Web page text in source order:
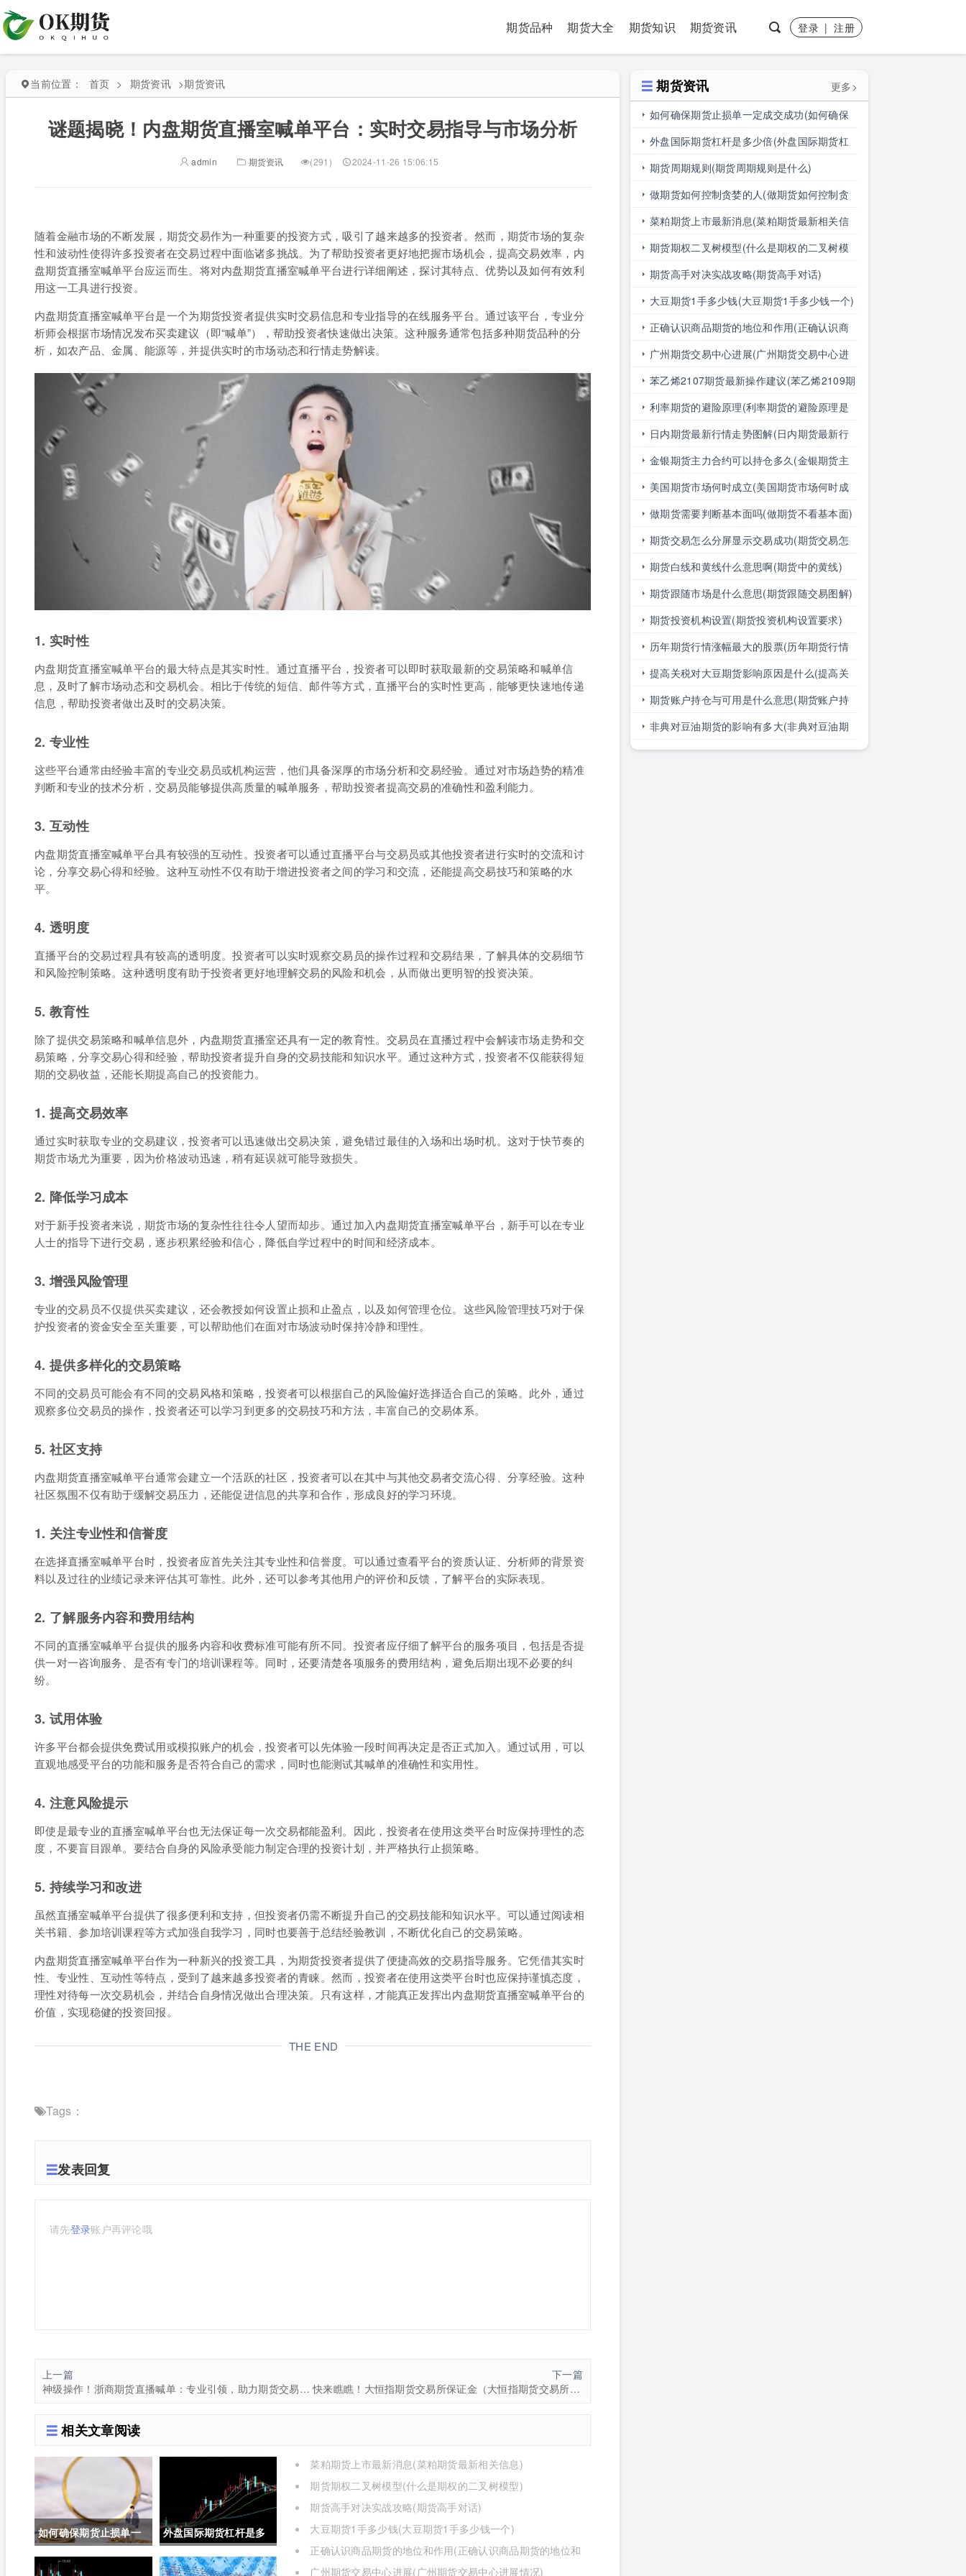
期货品种 期货大全 期货知识 期货资讯 登录|注册
当前位置： 首页 > 期货资讯 >期货资讯
谜题揭晓！内盘期货直播室喊单平台：实时交易指导与市场分析
admin 期货资讯 (291) 2024-11-26 15:06:15
随着金融市场的不断发展，期货交易作为一种重要的投资方式，吸引了越来越多的投资者。然而，期货市场的复杂
性和波动性使得许多投资者在交易过程中面临诸多挑战。为了帮助投资者更好地把握市场机会，提高交易效率，内
盘期货直播室喊单平台应运而生。将对内盘期货直播室喊单平台进行详细阐述，探讨其特点、优势以及如何有效利
用这一工具进行投资。
内盘期货直播室喊单平台是一个为期货投资者提供实时交易信息和专业指导的在线服务平台。通过该平台，专业分
析师会根据市场情况发布买卖建议（即“喊单”），帮助投资者快速做出决策。这种服务通常包括多种期货品种的分
析，如农产品、金属、能源等，并提供实时的市场动态和行情走势解读。
1. 实时性
内盘期货直播室喊单平台的最大特点是其实时性。通过直播平台，投资者可以即时获取最新的交易策略和喊单信
息，及时了解市场动态和交易机会。相比于传统的短信、邮件等方式，直播平台的实时性更高，能够更快速地传递
信息，帮助投资者做出及时的交易决策。
2. 专业性
这些平台通常由经验丰富的专业交易员或机构运营，他们具备深厚的市场分析和交易经验。通过对市场趋势的精准
判断和专业的技术分析，交易员能够提供高质量的喊单服务，帮助投资者提高交易的准确性和盈利能力。
3. 互动性
内盘期货直播室喊单平台具有较强的互动性。投资者可以通过直播平台与交易员或其他投资者进行实时的交流和讨
论，分享交易心得和经验。这种互动性不仅有助于增进投资者之间的学习和交流，还能提高交易技巧和策略的水
平。
4. 透明度
直播平台的交易过程具有较高的透明度。投资者可以实时观察交易员的操作过程和交易结果，了解具体的交易细节
和风险控制策略。这种透明度有助于投资者更好地理解交易的风险和机会，从而做出更明智的投资决策。
5. 教育性
除了提供交易策略和喊单信息外，内盘期货直播室还具有一定的教育性。交易员在直播过程中会解读市场走势和交
易策略，分享交易心得和经验，帮助投资者提升自身的交易技能和知识水平。通过这种方式，投资者不仅能获得短
期的交易收益，还能长期提高自己的投资能力。
1. 提高交易效率
通过实时获取专业的交易建议，投资者可以迅速做出交易决策，避免错过最佳的入场和出场时机。这对于快节奏的
期货市场尤为重要，因为价格波动迅速，稍有延误就可能导致损失。
2. 降低学习成本
对于新手投资者来说，期货市场的复杂性往往令人望而却步。通过加入内盘期货直播室喊单平台，新手可以在专业
人士的指导下进行交易，逐步积累经验和信心，降低自学过程中的时间和经济成本。
3. 增强风险管理
专业的交易员不仅提供买卖建议，还会教授如何设置止损和止盈点，以及如何管理仓位。这些风险管理技巧对于保
护投资者的资金安全至关重要，可以帮助他们在面对市场波动时保持冷静和理性。
4. 提供多样化的交易策略
不同的交易员可能会有不同的交易风格和策略，投资者可以根据自己的风险偏好选择适合自己的策略。此外，通过
观察多位交易员的操作，投资者还可以学习到更多的交易技巧和方法，丰富自己的交易体系。
5. 社区支持
内盘期货直播室喊单平台通常会建立一个活跃的社区，投资者可以在其中与其他交易者交流心得、分享经验。这种
社区氛围不仅有助于缓解交易压力，还能促进信息的共享和合作，形成良好的学习环境。
1. 关注专业性和信誉度
在选择直播室喊单平台时，投资者应首先关注其专业性和信誉度。可以通过查看平台的资质认证、分析师的背景资
料以及过往的业绩记录来评估其可靠性。此外，还可以参考其他用户的评价和反馈，了解平台的实际表现。
2. 了解服务内容和费用结构
不同的直播室喊单平台提供的服务内容和收费标准可能有所不同。投资者应仔细了解平台的服务项目，包括是否提
供一对一咨询服务、是否有专门的培训课程等。同时，还要清楚各项服务的费用结构，避免后期出现不必要的纠
纷。
3. 试用体验
许多平台都会提供免费试用或模拟账户的机会，投资者可以先体验一段时间再决定是否正式加入。通过试用，可以
直观地感受平台的功能和服务是否符合自己的需求，同时也能测试其喊单的准确性和实用性。
4. 注意风险提示
即使是最专业的直播室喊单平台也无法保证每一次交易都能盈利。因此，投资者在使用这类平台时应保持理性的态
度，不要盲目跟单。要结合自身的风险承受能力制定合理的投资计划，并严格执行止损策略。
5. 持续学习和改进
虽然直播室喊单平台提供了很多便利和支持，但投资者仍需不断提升自己的交易技能和知识水平。可以通过阅读相
关书籍、参加培训课程等方式加强自我学习，同时也要善于总结经验教训，不断优化自己的交易策略。
内盘期货直播室喊单平台作为一种新兴的投资工具，为期货投资者提供了便捷高效的交易指导服务。它凭借其实时
性、专业性、互动性等特点，受到了越来越多投资者的青睐。然而，投资者在使用这类平台时也应保持谨慎态度，
理性对待每一次交易机会，并结合自身情况做出合理决策。只有这样，才能真正发挥出内盘期货直播室喊单平台的
价值，实现稳健的投资回报。
THE END
Tags：
发表回复
请先登录账户再评论哦
上一篇
神级操作！浙商期货直播喊单：专业引领，助力期货交易新航向
下一篇
快来瞧瞧！大恒指期货交易所保证金（大恒指期货交易所保证金详解）
相关文章阅读
如何确保期货止损单一
定成交成功(如何确保期
外盘国际期货杠杆是多
少倍(外盘国际期货杠杆
菜粕期货上市最新消息(菜粕期货最新相关信息)
期货期权二叉树模型(什么是期权的二叉树模型)
期货高手对决实战攻略(期货高手对话)
大豆期货1手多少钱(大豆期货1手多少钱一个)
正确认识商品期货的地位和作用(正确认识商品期货的地位和
作用是什么)
广州期货交易中心进展(广州期货交易中心进展情况)
期货资讯
更多>
如何确保期货止损单一定成交成功(如何确保
期货止损单一定成交成功呢)
外盘国际期货杠杆是多少倍(外盘国际期货杠
杆是多少倍的)
期货周期规则(期货周期规则是什么)
做期货如何控制贪婪的人(做期货如何控制贪
婪的人呢)
菜粕期货上市最新消息(菜粕期货最新相关信
息)
期货期权二叉树模型(什么是期权的二叉树模
型)
期货高手对决实战攻略(期货高手对话)
大豆期货1手多少钱(大豆期货1手多少钱一个)
正确认识商品期货的地位和作用(正确认识商
品期货的地位和作用是什么)
广州期货交易中心进展(广州期货交易中心进
展情况)
苯乙烯2107期货最新操作建议(苯乙烯2109期
货)
利率期货的避险原理(利率期货的避险原理是
什么)
日内期货最新行情走势图解(日内期货最新行
情走势图解分析)
金银期货主力合约可以持仓多久(金银期货主
力合约可以持仓多久啊)
美国期货市场何时成立(美国期货市场何时成
立的)
做期货需要判断基本面吗(做期货不看基本面)
期货交易怎么分屏显示交易成功(期货交易怎
么分屏显示交易成功了)
期货白线和黄线什么意思啊(期货中的黄线)
期货跟随市场是什么意思(期货跟随交易图解)
期货投资机构设置(期货投资机构设置要求)
历年期货行情涨幅最大的股票(历年期货行情
涨幅最大的股票有哪些)
提高关税对大豆期货影响原因是什么(提高关
税对大豆期货影响原因是什么意思)
期货账户持仓与可用是什么意思(期货账户持
仓与可用是什么意思区别)
非典对豆油期货的影响有多大(非典对豆油期
货的影响有多大了)